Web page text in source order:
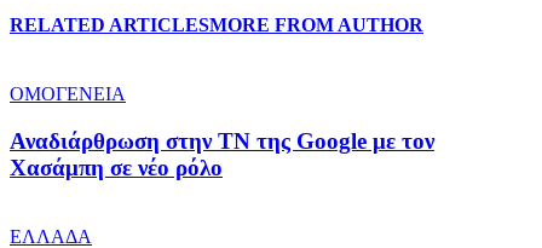
RELATED ARTICLESMORE FROM AUTHOR
ΟΜΟΓΕΝΕΙΑ
Αναδιάρθρωση στην ΤΝ της Google με τον
Χασάμπη σε νέο ρόλο
ΕΛΛΑΔΑ